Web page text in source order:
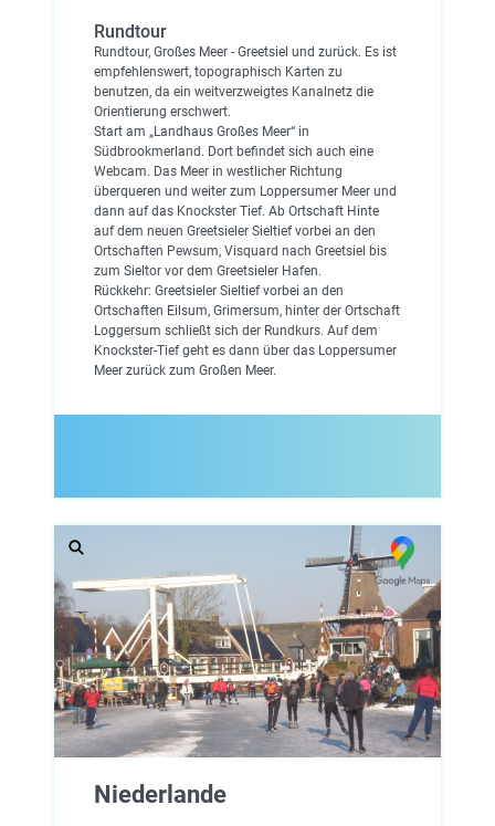
Rundtour
Rundtour, Großes Meer - Greetsiel und zurück. Es ist
empfehlenswert, topographisch Karten zu
benutzen, da ein weitverzweigtes Kanalnetz die
Orientierung erschwert.
Start am „Landhaus Großes Meer“ in
Südbrookmerland. Dort befindet sich auch eine
Webcam. Das Meer in westlicher Richtung
überqueren und weiter zum Loppersumer Meer und
dann auf das Knockster Tief. Ab Ortschaft Hinte
auf dem neuen Greetsieler Sieltief vorbei an den
Ortschaften Pewsum, Visquard nach Greetsiel bis
zum Sieltor vor dem Greetsieler Hafen.
Rückkehr: Greetsieler Sieltief vorbei an den
Ortschaften Eilsum, Grimersum, hinter der Ortschaft
Loggersum schließt sich der Rundkurs. Auf dem
Knockster-Tief geht es dann über das Loppersumer
Meer zurück zum Großen Meer.
Niederlande